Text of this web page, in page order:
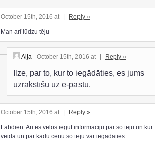
October 15th, 2016 at Reply »
Man arī lūdzu tēju
Aija - October 15th, 2016 at | Reply »
Ilze, par to, kur to iegādāties, es jums
uzrakstīšu uz e-pastu.
October 15th, 2016 at Reply »
Labdien. Ari es velos iegut informaciju par so teju un kur
veida un par kadu cenu so teju var iegadaties.